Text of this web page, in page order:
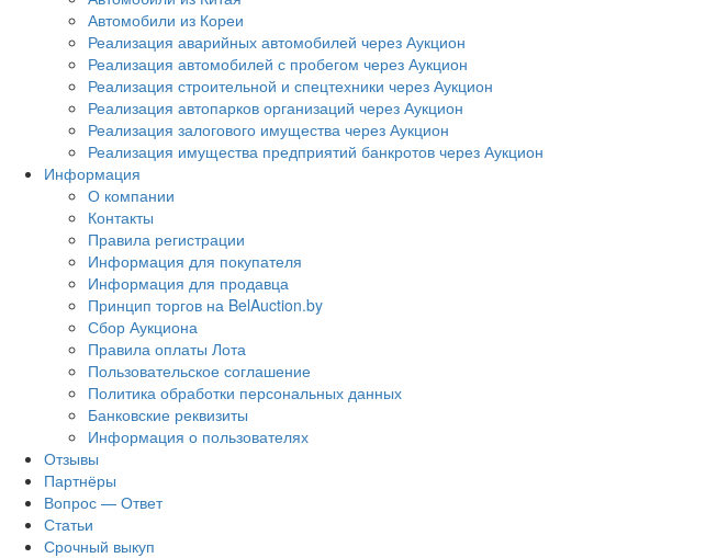
Автомобили из Кореи
Реализация аварийных автомобилей через Аукцион
Реализация автомобилей с пробегом через Аукцион
Реализация строительной и спецтехники через Аукцион
Реализация автопарков организаций через Аукцион
Реализация залогового имущества через Аукцион
Реализация имущества предприятий банкротов через Аукцион
Информация
О компании
Контакты
Правила регистрации
Информация для покупателя
Информация для продавца
Принцип торгов на BelAuction.by
Сбор Аукциона
Правила оплаты Лота
Пользовательское соглашение
Политика обработки персональных данных
Банковские реквизиты
Информация о пользователях
Отзывы
Партнёры
Вопрос — Ответ
Статьи
Срочный выкуп